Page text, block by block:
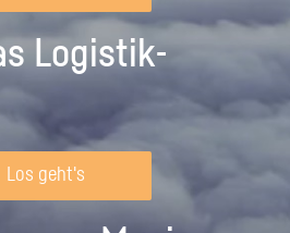
Logistik­
Los geht's